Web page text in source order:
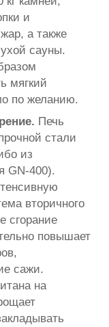
и
а также
сауны.
мягкий
по желанию.
Печь
стали
из
GN-400).
вторичного
сгорание
повышает
сажи.
на